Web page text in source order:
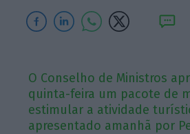
O Conselho de Ministros
quinta-feira um pacote de
estimular a atividade
apresentado amanhã por